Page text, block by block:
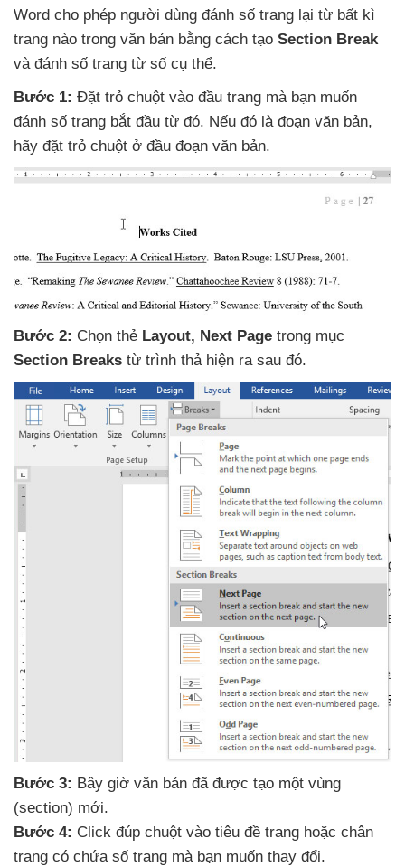
Word cho phép người dùng đánh số trang lại từ bất kì
trang nào trong văn bản bằng cách tạo Section Break
và đánh số trang từ số cụ thể.
Bước 1: Đặt trỏ chuột vào đầu trang mà bạn muốn
đánh số trang bắt đầu từ đó. Nếu đó là đoạn văn bản,
hãy đặt trỏ chuột ở đầu đoạn văn bản.
Bước 2: Chọn thẻ Layout, Next Page trong mục
Section Breaks từ trình thả hiện ra sau đó.
Bước 3: Bây giờ văn bản đã được tạo một vùng
(section) mới.
Bước 4: Click đúp chuột vào tiêu đề trang hoặc chân
trang có chứa số trang mà bạn muốn thay đổi.